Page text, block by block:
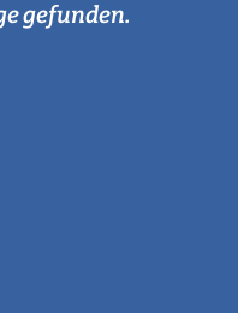
gefunden.